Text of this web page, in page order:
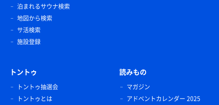
泊まれるサウナ検索
地図から検索
サ活検索
施設登録
トントゥ
トントゥ抽選会
トントゥとは
読みもの
マガジン
アドベントカレンダー 2025